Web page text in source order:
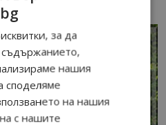
за да
нашия
споделяме
на нашия
с нашите